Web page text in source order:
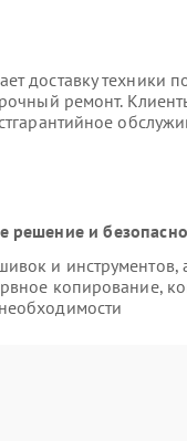
доставку техники
ремонт.
и
и инструментов,
копирование,